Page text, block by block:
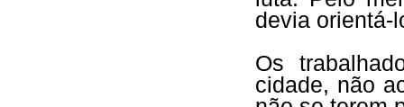
devia orientá-
Os
cidade, não